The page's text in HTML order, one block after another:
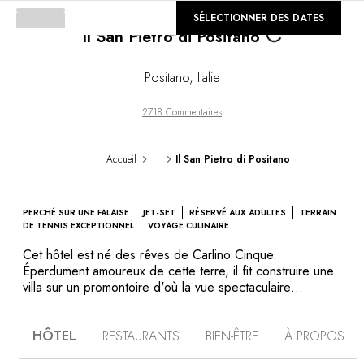
GALERIE
Il San Pietro di Positano Loading...
Positano, Italie
2718 Commentaires
Accueil ... Il San Pietro di Positano
PERCHÉ SUR UNE FALAISE JET-SET RÉSERVÉ AUX ADULTES
TERRAIN
DE TENNIS EXCEPTIONNEL
VOYAGE CULINAIRE
Cet hôtel est né des rêves de Carlino Cinque.
Éperdument amoureux de cette terre, il fit construire une
villa sur un promontoire d'où la vue spectaculaire
Ses nombreuses chambres jouissent aujourd'hui toutes
SÉLECTIONNER DES DATES
HÔTEL RESTAURANTS BIEN-ÊTRE À PROPOS